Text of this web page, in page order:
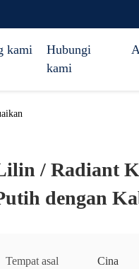
kami
Hubungi
kami
/ Radiant
dengan
Tempat asal Cina